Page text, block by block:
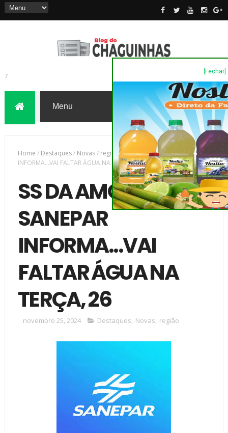
[Fechar]
7
Home / Destaques/ Novas/ região/SS DA AMOREIRA - SANEPAR
INFORMA...VAI FALTAR ÁGUA NA TERÇA, 26
SS DA AMOREIRA -
SANEPAR
INFORMA...VAI
FALTAR ÁGUA NA
TERÇA, 26
novembro 25, 2024 Destaques, Novas, região